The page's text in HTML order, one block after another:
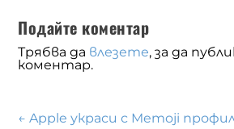
Подайте коментар
Трябва да влезете, за да
коментар.
←Apple украси с Memoji